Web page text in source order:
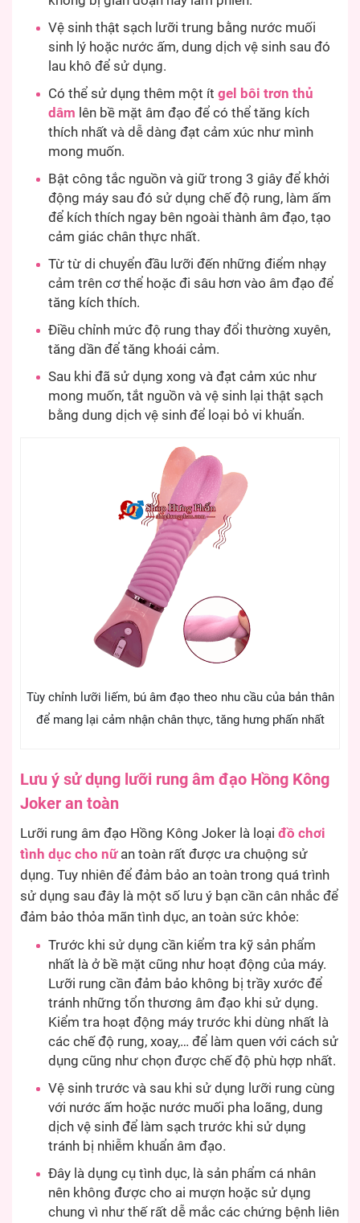
Vệ sinh thật sạch lưỡi trung bằng nước muối
sinh lý hoặc nước ấm, dung dịch vệ sinh sau đó
lau khô để sử dụng.
Có thể sử dụng thêm một ít gel bôi trơn thủ
dâm lên bề mặt âm đạo để có thể tăng kích
thích nhất và dễ dàng đạt cảm xúc như mình
mong muốn.
Bật công tắc nguồn và giữ trong 3 giây để khởi
động máy sau đó sử dụng chế độ rung, làm ấm
để kích thích ngay bên ngoài thành âm đạo, tạo
cảm giác chân thực nhất.
Từ từ di chuyển đầu lưỡi đến những điểm nhạy
cảm trên cơ thể hoặc đi sâu hơn vào âm đạo để
tăng kích thích.
Điều chỉnh mức độ rung thay đổi thường xuyên,
tăng dần để tăng khoái cảm.
Sau khi đã sử dụng xong và đạt cảm xúc như
mong muốn, tắt nguồn và vệ sinh lại thật sạch
bằng dung dịch vệ sinh để loại bỏ vi khuẩn.
Tùy chỉnh lưỡi liếm, bú âm đạo theo nhu cầu của bản thân
để mang lại cảm nhận chân thực, tăng hưng phấn nhất
Lưu ý sử dụng lưỡi rung âm đạo Hồng Kông
Joker an toàn
Lưỡi rung âm đạo Hồng Kông Joker là loại đồ chơi
tình dục cho nữan toàn rất được ưa chuộng sử
dụng. Tuy nhiên để đảm bảo an toàn trong quá trình
sử dụng sau đây là một số lưu ý bạn cần cân nhắc để
đảm bảo thỏa mãn tình dục, an toàn sức khỏe:
Trước khi sử dụng cần kiểm tra kỹ sản phẩm
nhất là ở bề mặt cũng như hoạt động của máy.
Lưỡi rung cần đảm bảo không bị trầy xước để
tránh những tổn thương âm đạo khi sử dụng.
Kiểm tra hoạt động máy trước khi dùng nhất là
các chế độ rung, xoay,… để làm quen với cách sử
dụng cũng như chọn được chế độ phù hợp nhất.
Vệ sinh trước và sau khi sử dụng lưỡi rung cùng
với nước ấm hoặc nước muối pha loãng, dung
dịch vệ sinh để làm sạch trước khi sử dụng
tránh bị nhiễm khuẩn âm đạo.
Đây là dụng cụ tình dục, là sản phẩm cá nhân
nên không được cho ai mượn hoặc sử dụng
chung vì như thế rất dễ mắc các chứng bệnh liên